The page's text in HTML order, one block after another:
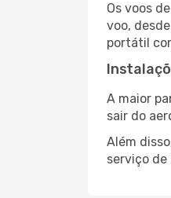
Os voos
voo,
portátil
A maior
sair do
Além
serviço